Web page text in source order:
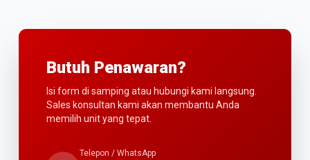
Butuh Penawaran?
Isi form di samping atau hubungi kami langsung.
Sales konsultan kami akan membantu Anda
memilih unit yang tepat.
Telepon / WhatsApp